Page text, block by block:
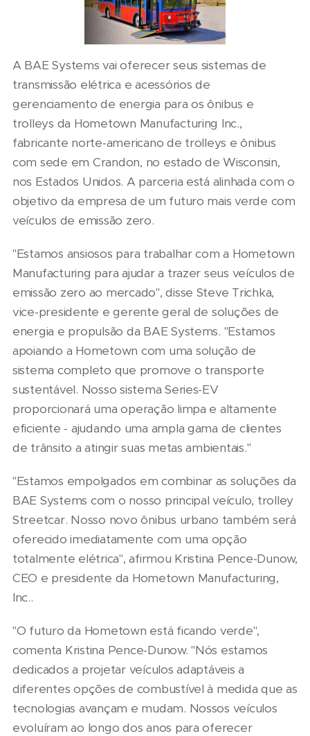
A BAE Systems vai oferecer seus sistemas de
transmissão elétrica e acessórios de
gerenciamento de energia para os ônibus e
trolleys da Hometown Manufacturing Inc.,
fabricante norte-americano de trolleys e ônibus
com sede em Crandon, no estado de Wisconsin,
nos Estados Unidos. A parceria está alinhada com o
objetivo da empresa de um futuro mais verde com
veículos de emissão zero.
"Estamos ansiosos para trabalhar com a Hometown
Manufacturing para ajudar a trazer seus veículos de
emissão zero ao mercado", disse Steve Trichka,
vice-presidente e gerente geral de soluções de
energia e propulsão da BAE Systems. "Estamos
apoiando a Hometown com uma solução de
sistema completo que promove o transporte
sustentável. Nosso sistema Series-EV
proporcionará uma operação limpa e altamente
eficiente - ajudando uma ampla gama de clientes
de trânsito a atingir suas metas ambientais."
"Estamos empolgados em combinar as soluções da
BAE Systems com o nosso principal veículo, trolley
Streetcar. Nosso novo ônibus urbano também será
oferecido imediatamente com uma opção
totalmente elétrica", afirmou Kristina Pence-Dunow,
CEO e presidente da Hometown Manufacturing,
Inc..
"O futuro da Hometown está ficando verde",
comenta Kristina Pence-Dunow. "Nós estamos
dedicados a projetar veículos adaptáveis a
diferentes opções de combustível à medida que as
tecnologias avançam e mudam. Nossos veículos
evoluíram ao longo dos anos para oferecer